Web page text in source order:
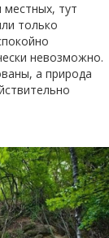
тут
только
невозможно.
а природа